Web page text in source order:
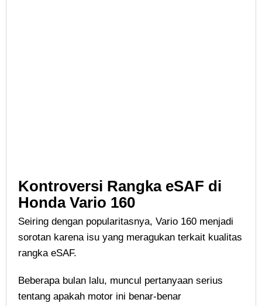
Kontroversi Rangka eSAF di
Honda Vario 160
Seiring dengan popularitasnya, Vario 160 menjadi
sorotan karena isu yang meragukan terkait kualitas
rangka eSAF.
Beberapa bulan lalu, muncul pertanyaan serius
tentang apakah motor ini benar-benar